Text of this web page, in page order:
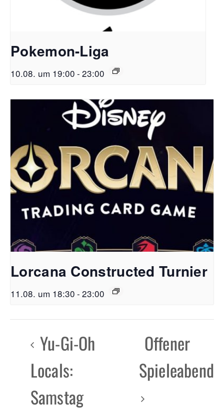
Pokemon-Liga
10.08. um 19:00 - 23:00
Lorcana Constructed Turnier
11.08. um 18:30 - 23:00
Yu-Gi-Oh
Locals:
Samstag
Offener
Spieleabend